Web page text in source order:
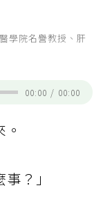
學院名譽教授、肝
00:00 / 00:00
？」